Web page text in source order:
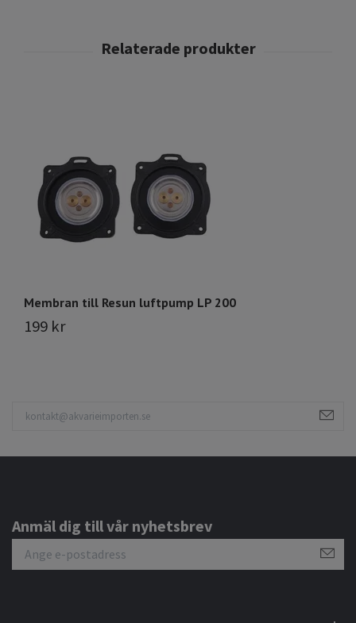
Membran till Resun luftpump LP 200
199 kr
Anmäl dig till vår nyhetsbrev